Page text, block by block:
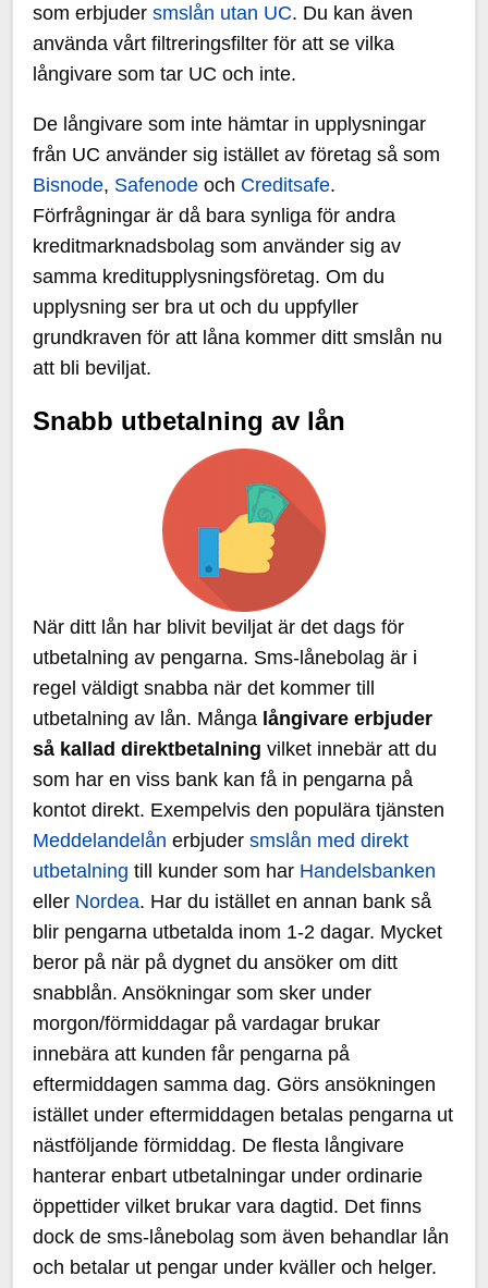
som erbjudersmslån utan UC. Du kan även
använda vårt filtreringsfilter för att se vilka
långivare som tar UC och inte.
De långivare som inte hämtar in upplysningar
från UC använder sig istället av företag så som
Bisnode, Safenode och Creditsafe.
Förfrågningar är då bara synliga för andra
kreditmarknadsbolag som använder sig av
samma kreditupplysningsföretag. Om du
upplysning ser bra ut och du uppfyller
grundkraven för att låna kommer ditt smslån nu
att bli beviljat.
Snabb utbetalning av lån
När ditt lån har blivit beviljat är det dags för
utbetalning av pengarna. Sms-lånebolag är i
regel väldigt snabba när det kommer till
utbetalning av lån. Många långivare erbjuder
så kallad direktbetalning vilket innebär att du
som har en viss bank kan få in pengarna på
kontot direkt. Exempelvis den populära tjänsten
Meddelandelån erbjudersmslån med direkt
utbetalning till kunder som har Handelsbanken
eller Nordea. Har du istället en annan bank så
blir pengarna utbetalda inom 1-2 dagar. Mycket
beror på när på dygnet du ansöker om ditt
snabblån. Ansökningar som sker under
morgon/förmiddagar på vardagar brukar
innebära att kunden får pengarna på
eftermiddagen samma dag. Görs ansökningen
istället under eftermiddagen betalas pengarna ut
nästföljande förmiddag. De flesta långivare
hanterar enbart utbetalningar under ordinarie
öppettider vilket brukar vara dagtid. Det finns
dock de sms-lånebolag som även behandlar lån
och betalar ut pengar under kväller och helger.